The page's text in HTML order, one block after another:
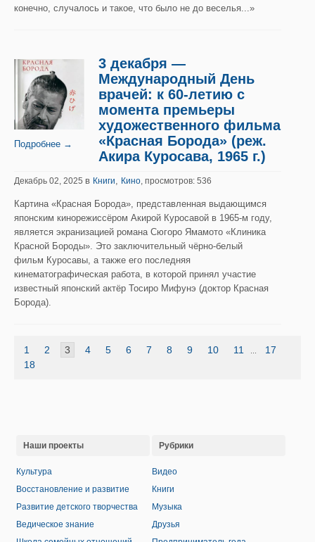
конечно, случалось и такое, что было не до веселья...»
Подробнее →
3 декабря —
Международный День
врачей: к 60-летию с
момента премьеры
художественного фильма
«Красная Борода» (реж.
Акира Куросава, 1965 г.)
Декабрь 02, 2025 в Книги, Кино, просмотров: 536
Картина «Красная Борода», представленная выдающимся
японским кинорежиссёром Акирой Куросавой в 1965-м году,
является экранизацией романа Сюгоро Ямамото «Клиника
Красной Бороды». Это заключительный чёрно-белый
фильм Куросавы, а также его последняя
кинематографическая работа, в которой принял участие
известный японский актёр Тосиро Мифунэ (доктор Красная
Борода).
1 2 3 4 5 6 7 8 9 10 11
17
18
Наши проекты
Культура
Восстановление и развитие
Развитие детского творчества
Ведическое знание
Рубрики
Видео
Книги
Музыка
Друзья